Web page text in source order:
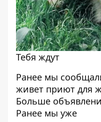
Тебя ждут
Ранее мы
живет приют для
Больше
Ранее мы уже